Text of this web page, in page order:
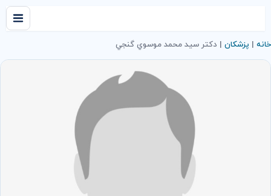
خانه | پزشکان | دكتر سيد محمد موسوي گنجي